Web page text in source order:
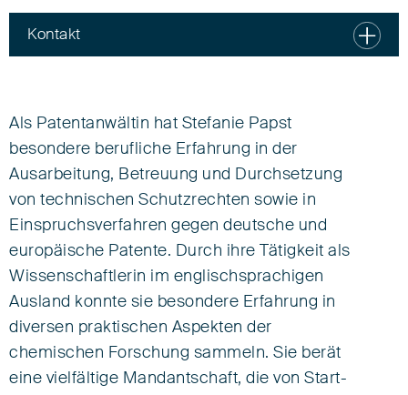
Als Patentanwältin hat Stefanie Papst
besondere berufliche Erfahrung in der
Ausarbeitung, Betreuung und Durchsetzung
von technischen Schutzrechten sowie in
Einspruchsverfahren gegen deutsche und
europäische Patente. Durch ihre Tätigkeit als
Wissenschaftlerin im englischsprachigen
Ausland konnte sie besondere Erfahrung in
diversen praktischen Aspekten der
chemischen Forschung sammeln. Sie berät
eine vielfältige Mandantschaft, die von Start-
Kontakt
Stefanie Papst
Dipl.-Chem.
Patentanwältin
European Patent Attorney
European Trade Mark and Design Attorney
Vertreterin vor dem UPC
Senior Associate
Tel +49 89 549075-0
spapst@eisenfuhr.com
vCard herunterladen ›